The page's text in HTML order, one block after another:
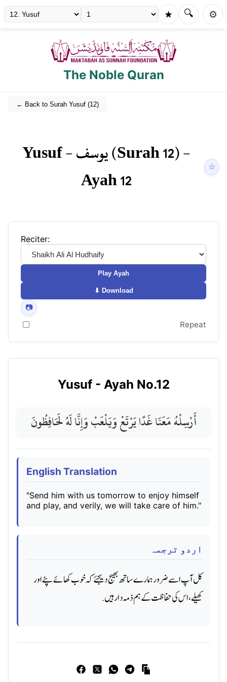
★ 🔍 ⚙️
The Noble Quran
← Back to Surah Yusuf (12)
Yusuf-يوسف(Surah12) -
Ayah12
☆
Reciter:
Play Ayah
⬇ Download
📷
Repeat
Yusuf- Ayah No.12
أَرْسِلْهُ مَعَنَا غَدًا يَرْتَعْ وَيَلْعَبْ وَإِنَّا لَهُ لَحَافِظُونَ
English Translation
"Send him with us tomorrow to enjoy himself
and play, and verily, we will take care of him."
اردو ترجمہ
کل آپ اسے ضرور ہمارے ساتھ بھیج دیجئے کہ خوب کھائے پئے اور
کھیلے ، اس کی حفاظت کے ہم ذمہ دار ہیں.